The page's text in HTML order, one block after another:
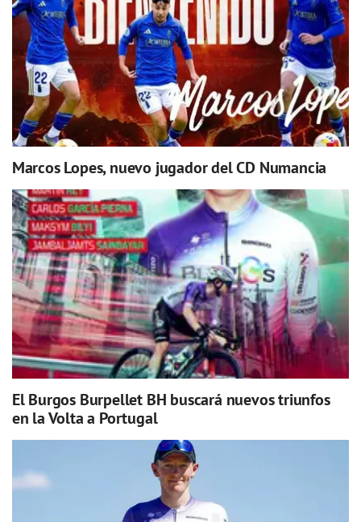
Marcos Lopes, nuevo jugador del CD Numancia
El Burgos Burpellet BH buscará nuevos triunfos
en la Volta a Portugal